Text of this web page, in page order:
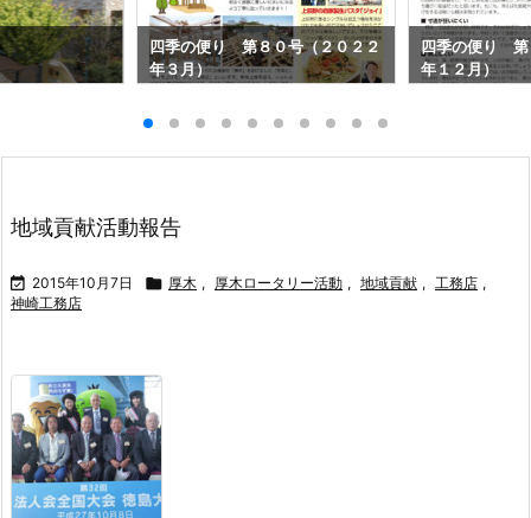
四季の便り 第８０号（２０２２
年３月）
四季の便り 第
年１２月）
地域貢献活動報告
 2015年10月7日  厚木 , 厚木ロータリー活動 , 地域貢献 , 工務店 ,
神崎工務店